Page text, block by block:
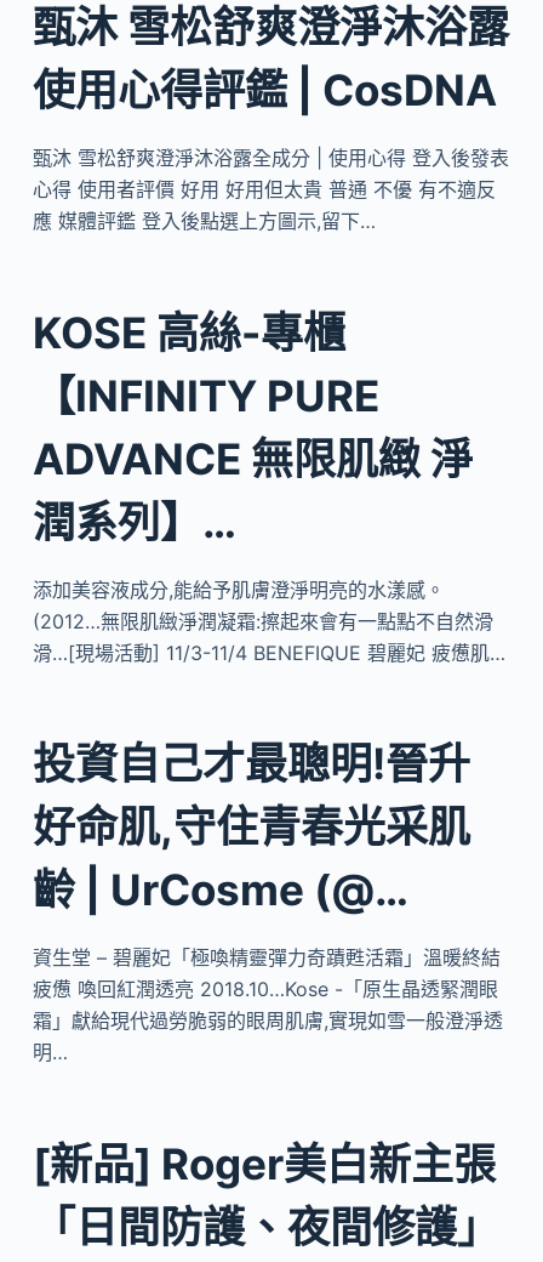
甄沐 雪松舒爽澄淨沐浴露
使用心得評鑑 | CosDNA
甄沐 雪松舒爽澄淨沐浴露全成分 | 使用心得 登入後發表
心得 使用者評價 好用 好用但太貴 普通 不優 有不適反
應 媒體評鑑 登入後點選上方圖示,留下…
KOSE 高絲-專櫃
【INFINITY PURE
ADVANCE 無限肌緻 淨
潤系列】…
添加美容液成分,能給予肌膚澄淨明亮的水漾感。
(2012…無限肌緻淨潤凝霜:擦起來會有一點點不自然滑
滑…[現場活動] 11/3-11/4 BENEFIQUE 碧麗妃 疲憊肌…
投資自己才最聰明!晉升
好命肌,守住青春光采肌
齡 | UrCosme (@…
資生堂 – 碧麗妃「極喚精靈彈力奇蹟甦活霜」溫暖終結
疲憊 喚回紅潤透亮 2018.10…Kose -「原生晶透緊潤眼
霜」獻給現代過勞脆弱的眼周肌膚,實現如雪一般澄淨透
明…
[新品] Roger美白新主張
「日間防護、夜間修護」